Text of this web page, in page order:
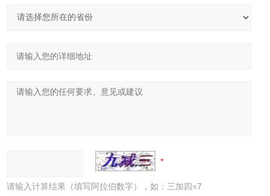
请输入计算结果（填写阿拉伯数字），如：三加四=7